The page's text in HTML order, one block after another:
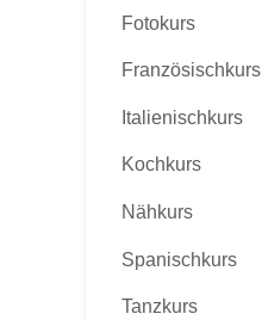
Fotokurs
Französischkurs
Italienischkurs
Kochkurs
Nähkurs
Spanischkurs
Tanzkurs